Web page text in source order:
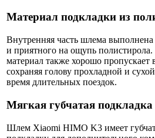
Материал подкладки из
Внутренняя часть шлема выполнена
и приятного на ощупь полистирола.
материал также хорошо пропускает
сохраняя голову прохладной и
время длительных поездок.
Мягкая губчатая подкладка
Шлем Xiaomi HIMO K3 имеет